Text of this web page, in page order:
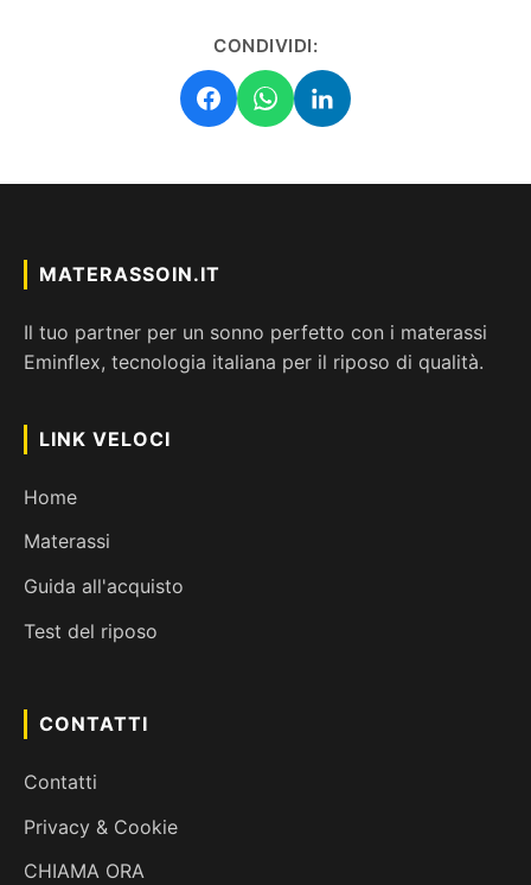
CONDIVIDI:
MATERASSOIN.IT
Il tuo partner per un sonno perfetto con i materassi
Eminflex, tecnologia italiana per il riposo di qualità.
LINK VELOCI
Home
Materassi
Guida all'acquisto
Test del riposo
CONTATTI
Contatti
Privacy & Cookie
CHIAMA ORA